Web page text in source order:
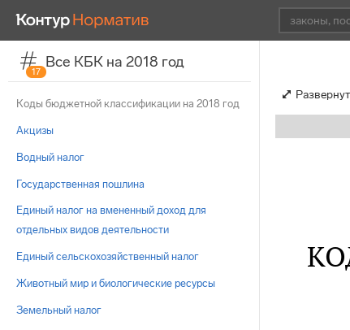
17
Все КБК на 2018 год
Коды бюджетной классификации на 2018 год
Акцизы
Водный налог
Государственная пошлина
Единый налог на вмененный доход для
отдельных видов деятельности
Единый сельскохозяйственный налог
Животный мир и биологические ресурсы
Земельный налог